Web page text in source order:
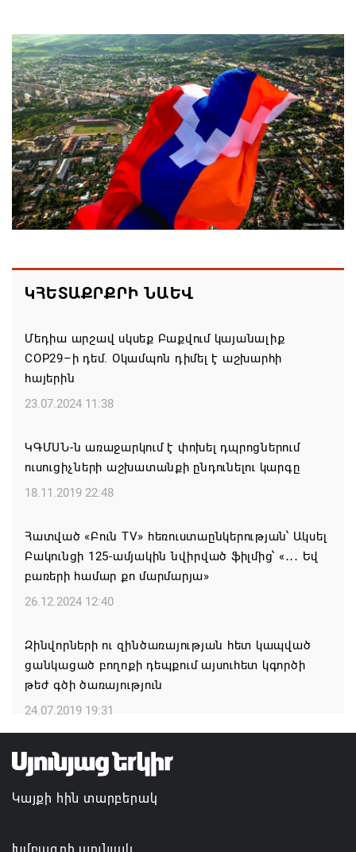
ստացել. Օվերչուկ
06.08.2026 19:03
Հայաստանյայց Առաքելական Եկեղեցու
առաջնորդը կկանգնի դատարանի առջև՝
կառավարության հետ խորացող
հակամարտության պատճառով․ Reuters-ի
արձագանքը
06.08.2026 18:41
Ռուսաստանից Ադրբեջանի տարածքով
Հայաստան է ուղարկվել ցորենով բեռնված 14
«Հայաստան» խմբակցությունը ևս մասնակցելու է
պաշտոնում
06.08.2026 14:21
պահպանման, թե՛ արտաքին ճակատում հայ
ժողովրդի շահերի պաշտպանության գործը
06.08.2026 14:18
տնօրեն, իսկ նրա տեղակալ Արամ Հակոբյանն
ազատվել է պաշտոնից
06.08.2026 14:16
Կառավարությունը փոխում է երեք
ԿՀԵՏԱՔՐՔՐԻ ՆԱԵՎ
Մեդիա արշավ սկսեք Բաքվում կայանալիք
COP29–ի դեմ. Օկամպոն դիմել է աշխարհի
հայերին
23.07.2024 11:38
ԿԳՄՍՆ-ն առաջարկում է փոխել դպրոցներում
ուսուցիչների աշխատանքի ընդունելու կարգը
18.11.2019 22:48
Հատված «Բուն TV» հեռուստաընկերության՝ Ակսել
Բակունցի 125-ամյակին նվիրված ֆիլմից՝ «․․․ Եվ
բառերի համար քո մարմարյա»
26.12.2024 12:40
Զինվորների ու զինծառայության հետ կապված
ցանկացած բողոքի դեպքում այսուհետ կգործի
թեժ գծի ծառայություն
24.07.2019 19:31
Կայքի հին տարբերակ